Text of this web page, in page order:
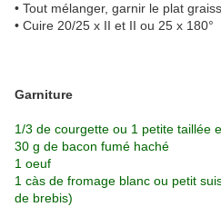
• Tout mélanger, garnir le plat
• Cuire 20/25 x II et II ou 25 x 180°
Garniture
1/3 de courgette ou 1 petite taillée
30 g de bacon fumé haché
1 oeuf
1 càs de fromage blanc ou petit
de brebis)